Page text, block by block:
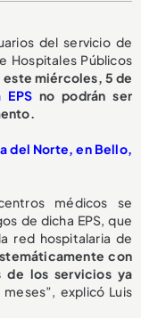
del servicio de
Hospitales Públicos
este miércoles, 5 de
EPS no podrán ser
del Norte, en Bello,
médicos se
de dicha EPS, que
red hospitalaria de
con
de los servicios ya
explicó Luis